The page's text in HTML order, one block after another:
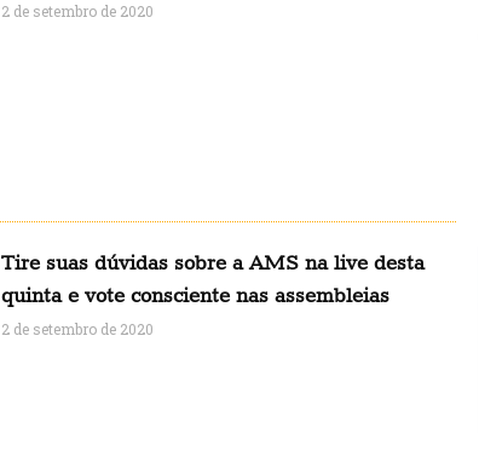
2 de setembro de 2020
Tire suas dúvidas sobre a AMS na live desta
quinta e vote consciente nas assembleias
2 de setembro de 2020